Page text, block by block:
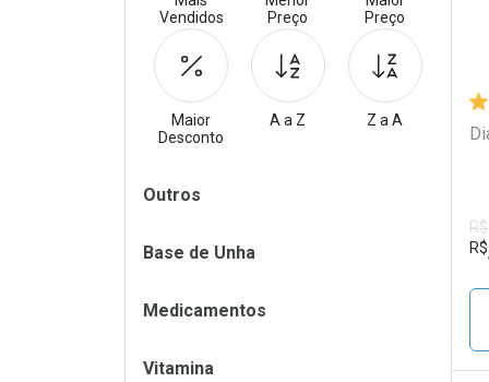
R$
Vendidos
Preço
Preço
Maior
Desconto
A a Z Z a A
Filtros
Outros
Base de Unha
Medicamentos
Vitamina